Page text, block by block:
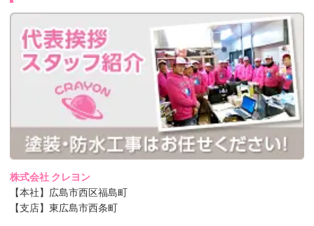
株式会社 クレヨン
【本社】広島市西区福島町
【支店】東広島市西条町